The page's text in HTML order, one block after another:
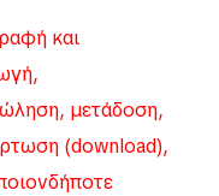
και
μετάδοση,
(download),